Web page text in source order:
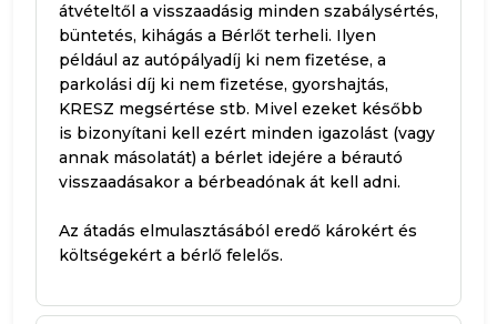
átvételtől a visszaadásig minden szabálysértés,
büntetés, kihágás a Bérlőt terheli. Ilyen
például az autópályadíj ki nem fizetése, a
parkolási díj ki nem fizetése, gyorshajtás,
KRESZ megsértése stb. Mivel ezeket később
is bizonyítani kell ezért minden igazolást (vagy
annak másolatát) a bérlet idejére a bérautó
visszaadásakor a bérbeadónak át kell adni.
Az átadás elmulasztásából eredő károkért és
költségekért a bérlő felelős.